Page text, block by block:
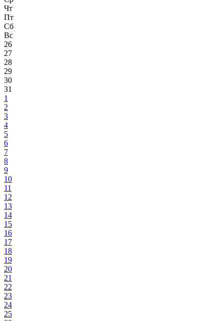
Чт
Пт
Сб
Вс
26
27
28
29
30
31
1
2
3
4
5
6
7
8
9
10
11
12
13
14
15
16
17
18
19
20
21
22
23
24
25